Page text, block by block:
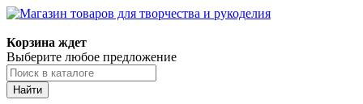
Корзина ждет
Выберите любое предложение
Найти